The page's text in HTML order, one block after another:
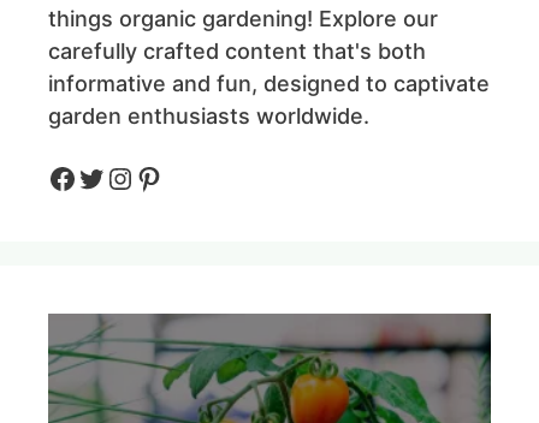
things organic gardening! Explore our
carefully crafted content that's both
informative and fun, designed to captivate
garden enthusiasts worldwide.
Facebook
Twitter
Instagram
Pinteres